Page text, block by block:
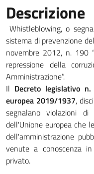
Descrizione
Whistleblowing, o
sistema di prevenzione
novembre 2012, n. 190
repressione della
Amministrazione”.
Il Decreto legislativo
europea 2019/1937,
segnalano violazioni
dell'Unione europea che
dell'amministrazione
venute a conoscenza
privato.